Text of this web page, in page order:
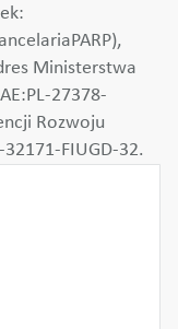
Ministerstwa
27378-
Rozwoju
32171-FIUGD-32.